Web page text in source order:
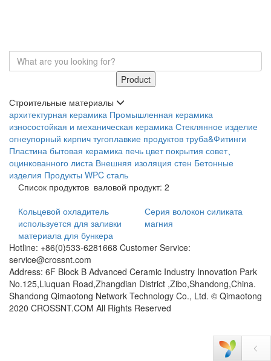
Product
Строительные материалы
архитектурная керамика Промышленная керамика
износостойкая и механическая керамика Стеклянное изделие
огнеупорный кирпич тугоплавкие продуктов труба&Фитинги
Пластина бытовая керамика печь цвет покрытия совет、
оцинкованного листа Внешняя изоляция стен Бетонные
изделия Продукты WPC сталь
Список продуктов валовой продукт: 2
Кольцевой охладитель
используется для заливки
материала для бункера
Серия волокон силиката
магния
Hotline: +86(0)533-6281668 Customer Service:
service@crossnt.com
Address: 6F Block B Advanced Ceramic Industry Innovation Park
No.125,Liuquan Road,Zhangdian District ,Zibo,Shandong,China.
Shandong Qimaotong Network Technology Co., Ltd. © Qimaotong
2020 CROSSNT.COM All Rights Reserved